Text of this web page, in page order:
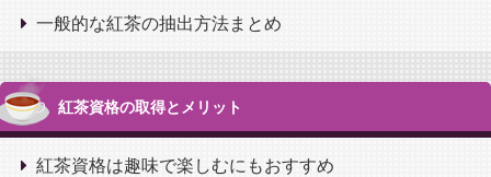
一般的な紅茶の抽出方法まとめ
紅茶資格の取得とメリット
紅茶資格は趣味で楽しむにもおすすめ